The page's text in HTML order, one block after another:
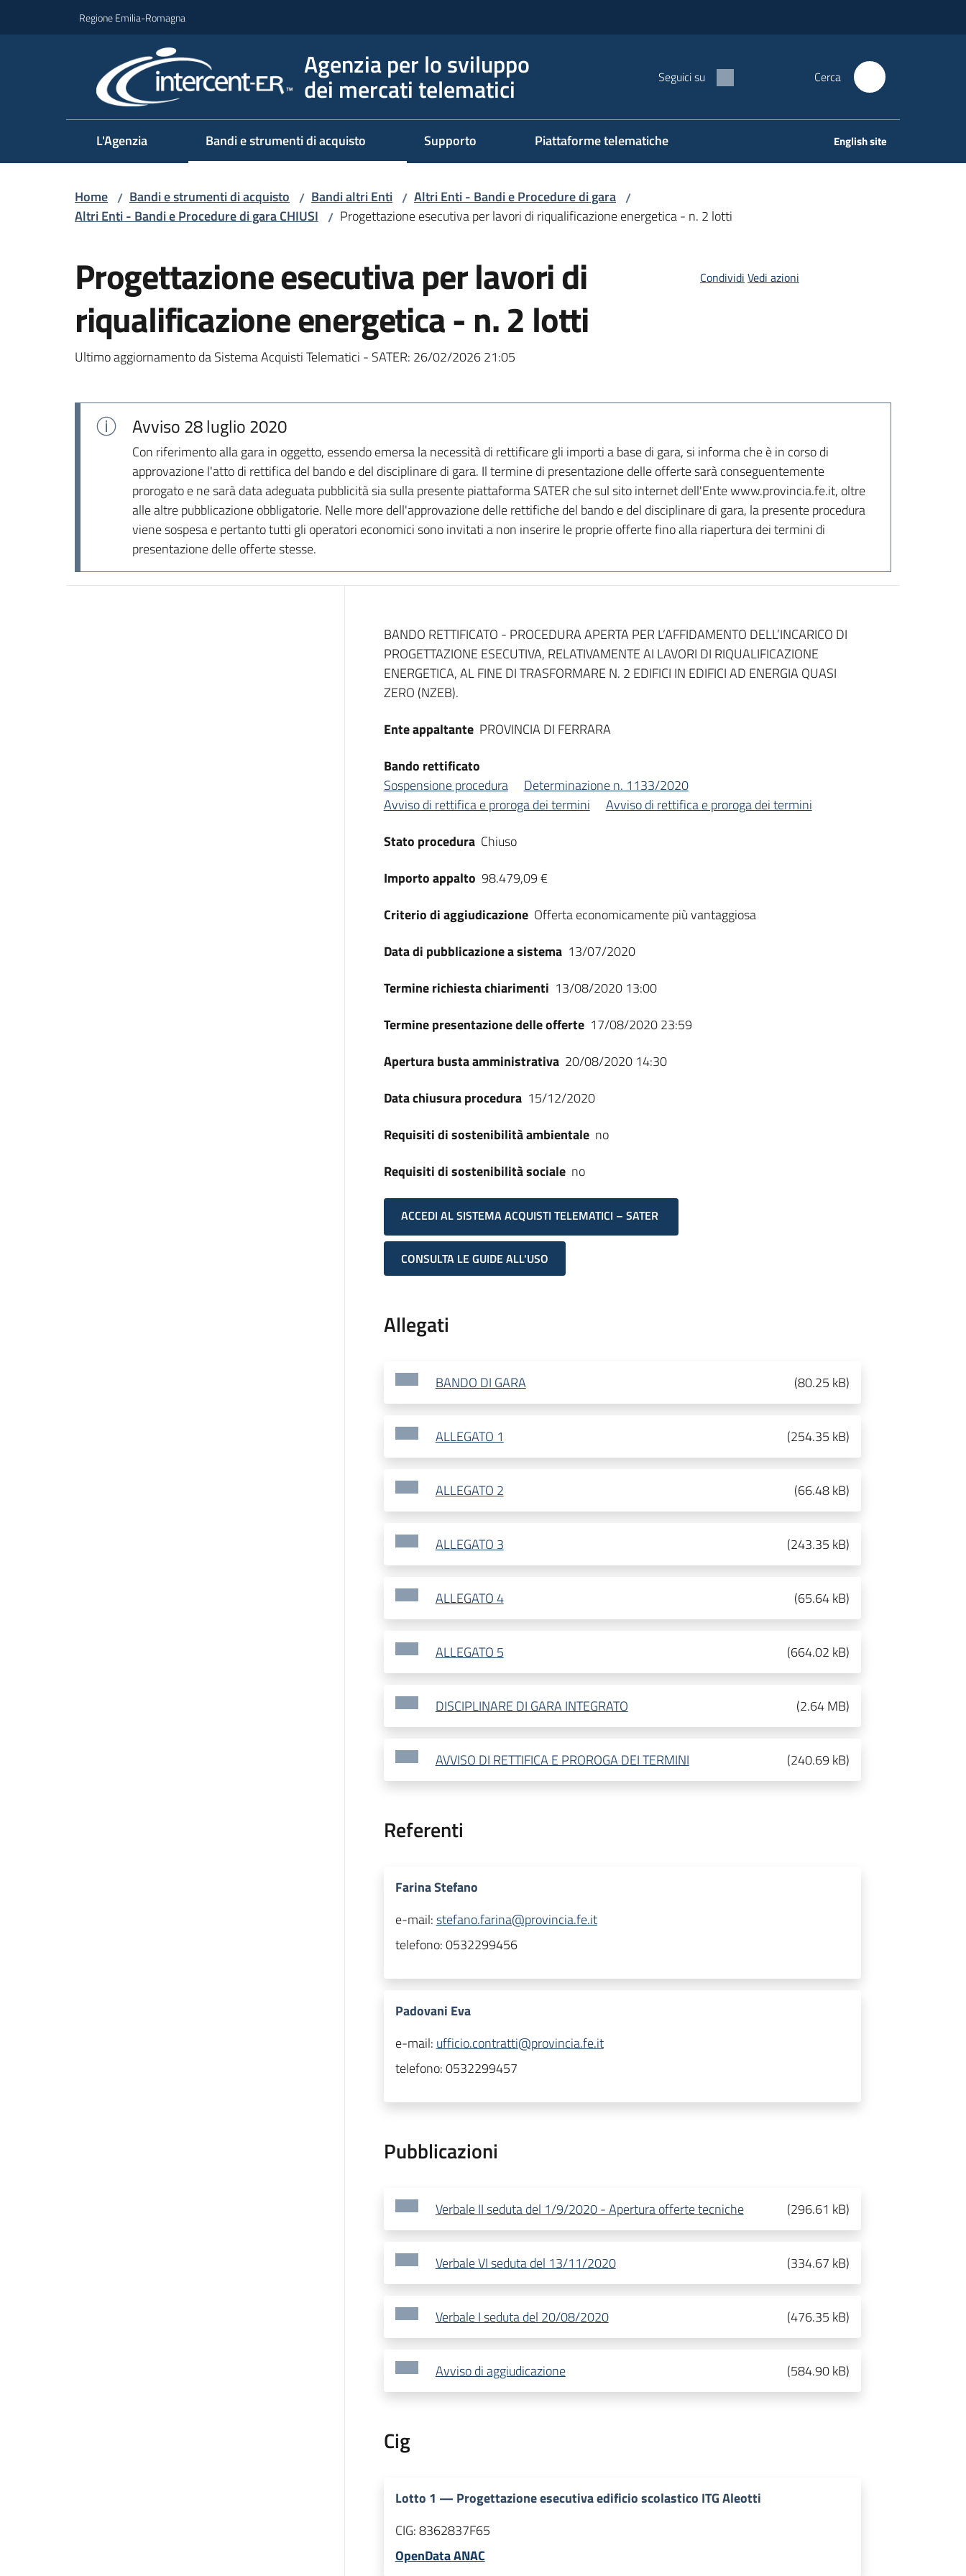
Regione Emilia-Romagna
Agenzia per lo sviluppo
dei mercati telematici Seguici su Cerca
L'Agenzia Bandi e strumenti di acquisto Supporto Piattaforme telematiche English site
Home / Bandi e strumenti di acquisto / Bandi altri Enti / Altri Enti - Bandi e Procedure di gara /
Altri Enti - Bandi e Procedure di gara CHIUSI / Progettazione esecutiva per lavori di riqualificazione energetica - n. 2 lotti
Progettazione esecutiva per lavori di
riqualificazione energetica - n. 2 lotti
Ultimo aggiornamento da Sistema Acquisti Telematici - SATER: 26/02/2026 21:05
Condividi Vedi azioni
Avviso28 luglio 2020
Con riferimento alla gara in oggetto, essendo emersa la necessità di rettificare gli importi a base di gara, si informa che è in corso di
approvazione l'atto di rettifica del bando e del disciplinare di gara. Il termine di presentazione delle offerte sarà conseguentemente
prorogato e ne sarà data adeguata pubblicità sia sulla presente piattaforma SATER che sul sito internet dell'Ente www.provincia.fe.it, oltre
alle altre pubblicazione obbligatorie. Nelle more dell'approvazione delle rettifiche del bando e del disciplinare di gara, la presente procedura
viene sospesa e pertanto tutti gli operatori economici sono invitati a non inserire le proprie offerte fino alla riapertura dei termini di
presentazione delle offerte stesse.
Dati del bando
BANDO RETTIFICATO - PROCEDURA APERTA PER L’AFFIDAMENTO DELL’INCARICO DI
PROGETTAZIONE ESECUTIVA, RELATIVAMENTE AI LAVORI DI RIQUALIFICAZIONE
ENERGETICA, AL FINE DI TRASFORMARE N. 2 EDIFICI IN EDIFICI AD ENERGIA QUASI
ZERO (NZEB).
Ente appaltante PROVINCIA DI FERRARA
Bando rettificato
Sospensione procedura
Determinazione n. 1133/2020
Avviso di rettifica e proroga dei termini
Avviso di rettifica e proroga dei termini
Stato procedura Chiuso
Importo appalto 98.479,09 €
Criterio di aggiudicazione Offerta economicamente più vantaggiosa
Data di pubblicazione a sistema 13/07/2020
Termine richiesta chiarimenti 13/08/2020 13:00
Termine presentazione delle offerte 17/08/2020 23:59
Apertura busta amministrativa 20/08/2020 14:30
Data chiusura procedura 15/12/2020
Requisiti di sostenibilità ambientale no
Requisiti di sostenibilità sociale no
ACCEDI AL SISTEMA ACQUISTI TELEMATICI – SATER
CONSULTA LE GUIDE ALL'USO
Allegati
BANDO DI GARA (80.25 kB)
ALLEGATO 1 (254.35 kB)
ALLEGATO 2 (66.48 kB)
ALLEGATO 3 (243.35 kB)
ALLEGATO 4 (65.64 kB)
ALLEGATO 5 (664.02 kB)
DISCIPLINARE DI GARA INTEGRATO (2.64 MB)
AVVISO DI RETTIFICA E PROROGA DEI TERMINI (240.69 kB)
Referenti
Farina Stefano
e-mail:stefano.farina@provincia.fe.it
telefono:0532299456
Padovani Eva
e-mail: ufficio.contratti@provincia.fe.it
telefono:0532299457
Pubblicazioni
Verbale II seduta del 1/9/2020 - Apertura offerte tecniche (296.61 kB)
Verbale VI seduta del 13/11/2020 (334.67 kB)
Verbale I seduta del 20/08/2020 (476.35 kB)
Avviso di aggiudicazione (584.90 kB)
Cig
Lotto 1 — Progettazione esecutiva edificio scolastico ITG Aleotti
CIG:8362837F65
OpenData ANAC